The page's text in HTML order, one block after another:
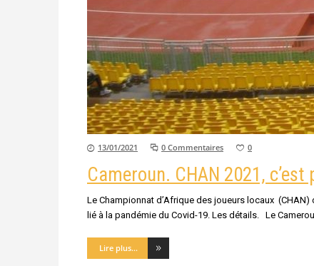
13/01/2021 0 Commentaires 0
Cameroun. CHAN 2021, c’est
Le Championnat d’Afrique des joueurs locaux
lié à la pandémie du Covid-19. Les détails. Le
Lire plus...